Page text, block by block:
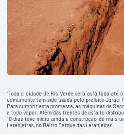
“Toda a cidade de Rio Verde será asfaltada até
comumente tem sido usada pelo prefeito Juraci
Para cumprir esta promessa, as máquinas da
a todo vapor. Além das frentes de asfalto
10 dias teve início ainda a construção de mais
Laranjeiras, no Bairro Parque das Laranjeiras.